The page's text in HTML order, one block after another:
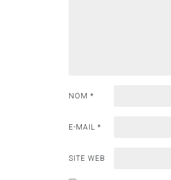
NOM *
E-MAIL *
SITE WEB